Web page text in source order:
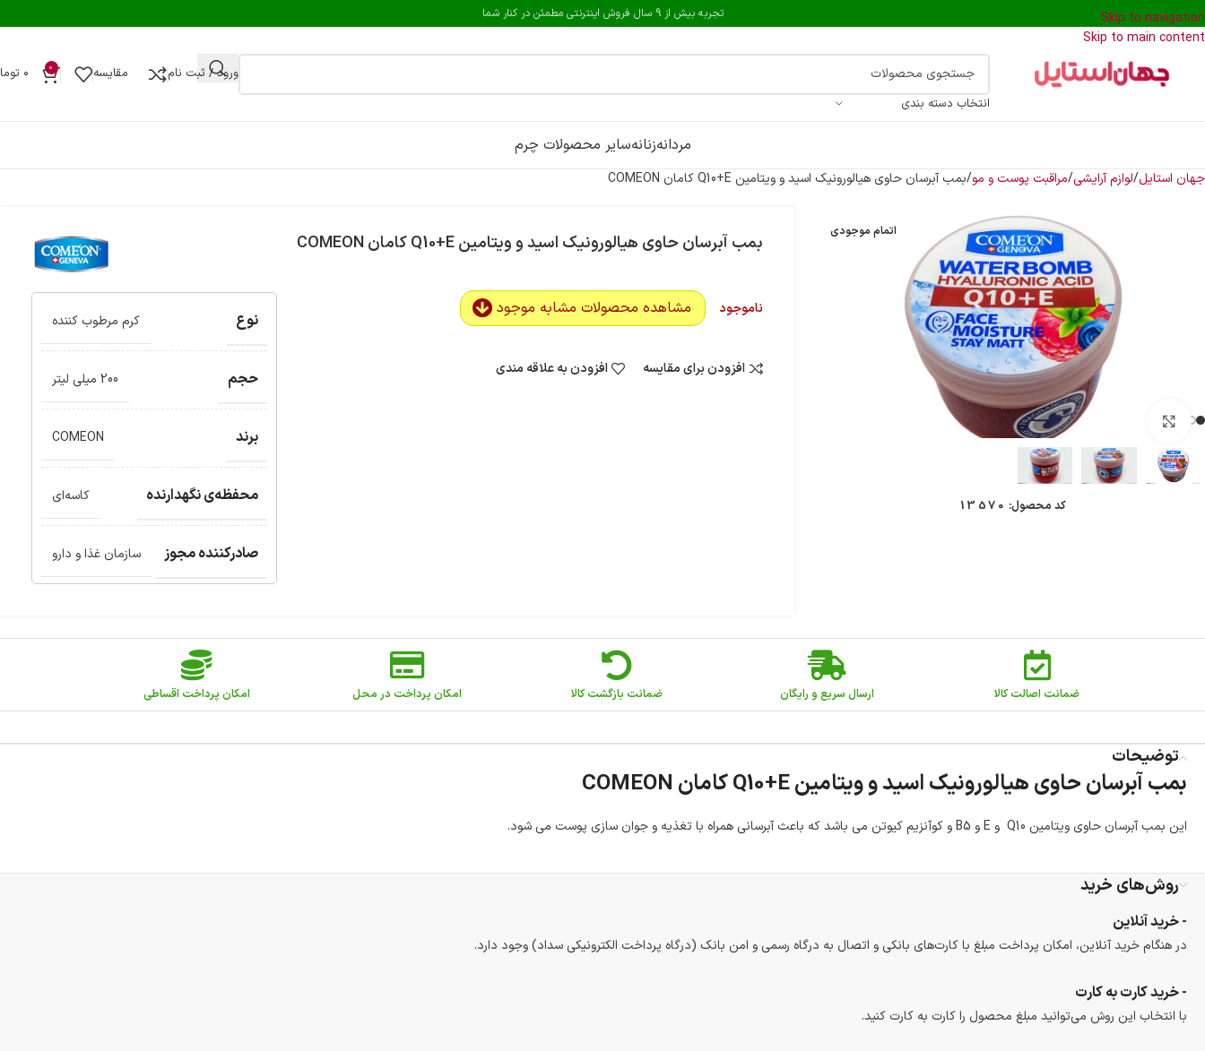
Skip to navigation
Skip to main content
تجربه بیش از 9 سال فروش اینترنتی مطمئن در کنار شما
انتخاب دسته بندی
ورود / ثبت نام مقایسه 0 ۰
مردانهزنانهسایر محصولات چرم
جهان استایل لوازم آرایشی مراقبت پوست و مو بمب آبرسان حاوی هیالورونیک اسید و ویتامین Q10+E کامان COMEON
اتمام موجودی
بزرگنمایی تصویر
کد محصول: 13570
بمب آبرسان حاوی هیالورونیک اسید و ویتامین Q10+E کامان COMEON
نوع کرم مرطوب کننده
حجم 200 میلی لیتر
برند COMEON
محفظه‌ی نگهدارنده کاسه‌ای
صادرکننده مجوز سازمان غذا و دارو
ناموجود مشاهده محصولات مشابه موجود
افزودن برای مقایسه افزودن به علاقه مندی
ضمانت اصالت کالا ارسال سریع و رایگان ضمانت بازگشت کالا امکان پرداخت در محل امکان پرداخت اقساطی
توضیحات
بمب آبرسان حاوی هیالورونیک اسید و ویتامین Q10+E کامان COMEON
این بمب آبرسان حاوی ویتامین Q10 و E و B5 و کوآنزیم کیوتن می باشد که باعث آبرسانی همراه با تغذیه و جوان سازی پوست می شود.
روش‌های خرید
- خرید آنلاین
در هنگام خرید آنلاین، امکان پرداخت مبلغ با کارت‌های بانکی و اتصال به درگاه رسمی و امن بانک (درگاه پرداخت الکترونیکی سداد) وجود دارد.
- خرید کارت به کارت
با انتخاب این روش می‌توانید مبلغ محصول را کارت به کارت کنید.